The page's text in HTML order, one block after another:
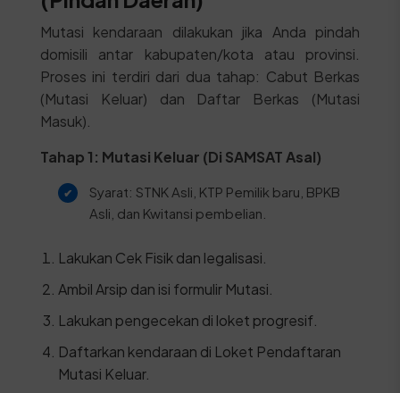
Mutasi kendaraan dilakukan jika Anda pindah
domisili antar kabupaten/kota atau provinsi.
Proses ini terdiri dari dua tahap: Cabut Berkas
(Mutasi Keluar) dan Daftar Berkas (Mutasi
Masuk).
Tahap 1: Mutasi Keluar (Di SAMSAT Asal)
Syarat: STNK Asli, KTP Pemilik baru, BPKB
Asli, dan Kwitansi pembelian.
Lakukan Cek Fisik dan legalisasi.
Ambil Arsip dan isi formulir Mutasi.
Lakukan pengecekan di loket progresif.
Daftarkan kendaraan di Loket Pendaftaran
Mutasi Keluar.